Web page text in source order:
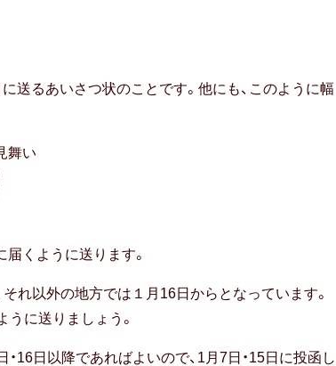
送るあいさつ状のことです。他にも、このように幅
舞い
くように送ります。
れ以外の地方では１月16日からとなっています。
うに送りましょう。
16日以降であればよいので、1月7日・15日に投函し